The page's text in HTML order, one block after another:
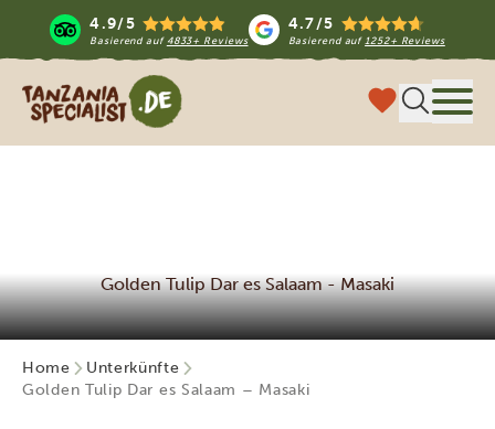
4.9/5
Basierend auf 4833+ Reviews
4.7/5
Basierend auf1252+ Reviews
Tanzania Specialist
Golden Tulip Dar es Salaam - Masaki
Home
Unterkünfte
Golden Tulip Dar es Salaam – Masaki